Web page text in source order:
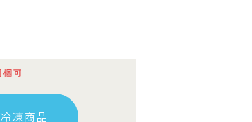
冷凍商品